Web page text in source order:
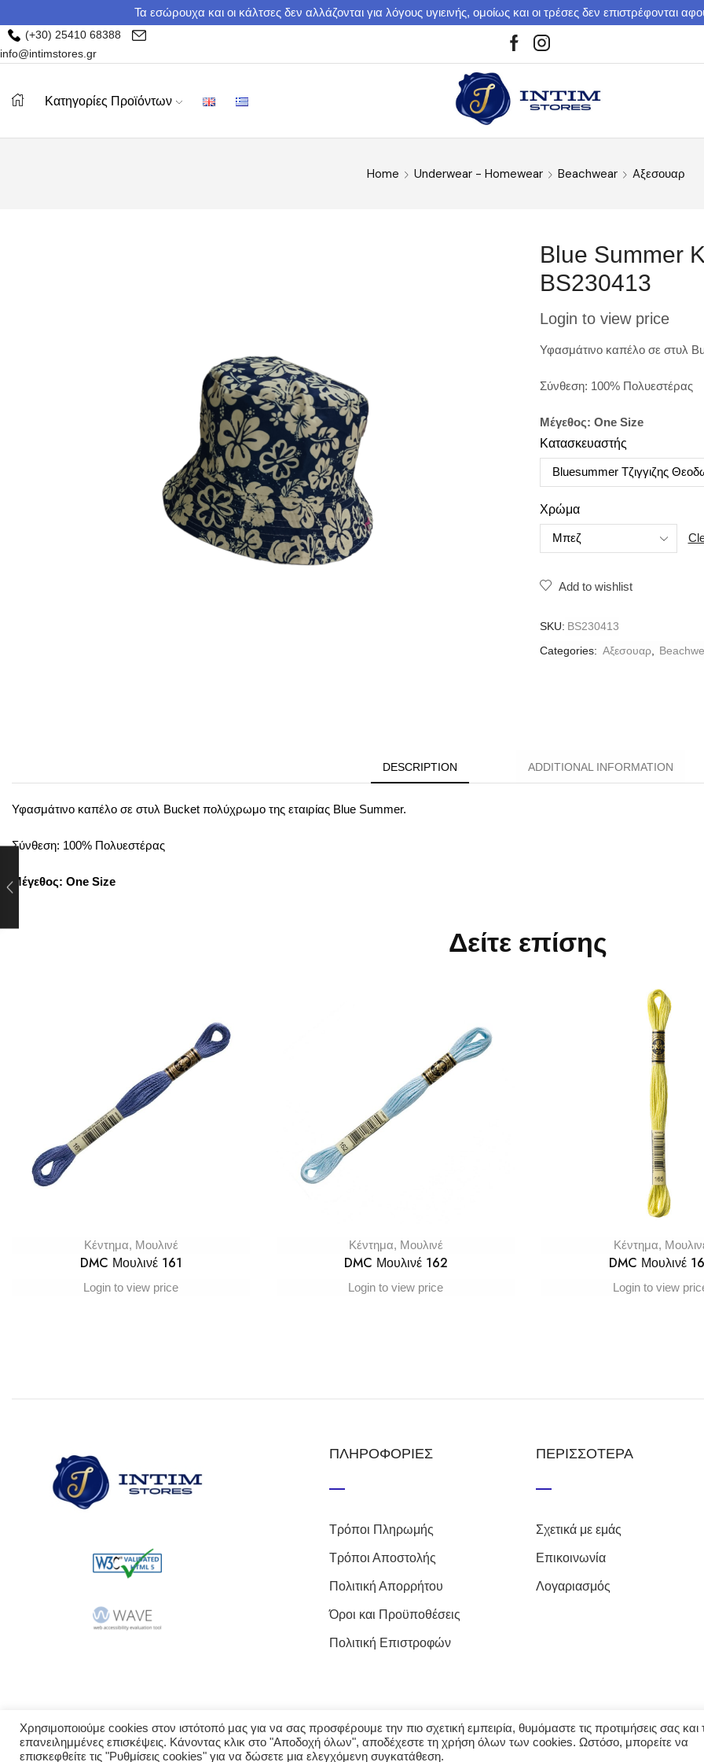
Τα εσώρουχα και οι κάλτσες δεν αλλάζονται για λόγους υγιεινής, ομοίως και οι τρέσες δεν επιστρέφονται
(+30) 25410 68388
info@intimstores.gr
Κατηγορίες Προϊόντων
Home Underwear - Homewear Beachwear Aξεσουαρ
Blue Summer
BS230413
Login to view price
Υφασμάτινo καπέλο σε στυλ
Σύνθεση: 100% Πολυεστέρας
Μέγεθος: One Size
Κατασκευαστής
Χρώμα
Add to wishlist
SKU: BS230413
Categories: Aξεσουαρ
DESCRIPTION ADDITIONAL INFORMATION
Υφασμάτινo καπέλο σε στυλ Bucket πολύχρωμο της εταιρίας Blue Summer.
Σύνθεση: 100% Πολυεστέρας
Μέγεθος: One Size
Δείτε επίσης
Κέντημα, Μουλινέ
DMC Μουλινέ 161
Login to view price
Κέντημα, Μουλινέ
DMC Μουλινέ 162
Login to view price
Κέντημα,
DMC Μουλινέ
Login to view
ΠΛΗΡΟΦΟΡΙΕΣ
Τρόποι Πληρωμής
Τρόποι Αποστολής
Πολιτική Απορρήτου
Όροι και Προϋποθέσεις
Πολιτική Επιστροφών
ΠΕΡΙΣΣΟΤΕΡΑ
Σχετικά με εμάς
Επικοινωνία
Λογαριασμός
© 2023 intimstores. Με την επιφύλαξη κάθε νόμιμου δικαιώματος. Δημιουργία
Χρησιμοποιούμε cookies στον ιστότοπό μας για να σας προσφέρουμε την πιο σχετική εμπειρία, θυμόμαστε τις προτιμήσεις σας και
επανειλημμένες επισκέψεις. Κάνοντας κλικ στο "Αποδοχή όλων", αποδέχεστε τη χρήση όλων των cookies. Ωστόσο, μπορείτε να
επισκεφθείτε τις "Ρυθμίσεις cookies" για να δώσετε μια ελεγχόμενη συγκατάθεση.